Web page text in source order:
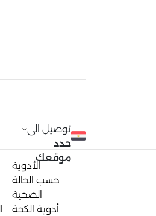
توصيل الى
حدد
موقعك
الأدوية
حسب الحالة
الصحية
أدوية الكحة